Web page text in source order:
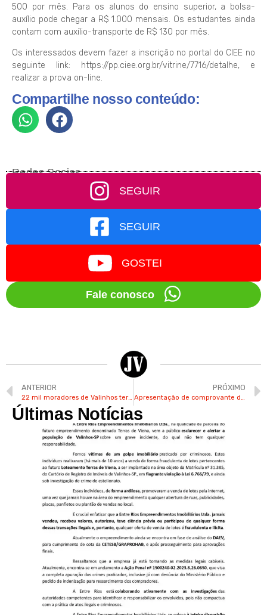
500 por mês. Para os alunos do ensino superior, a bolsa-
auxílio pode chegar a R$ 1.000 mensais. Os estudantes ainda
contam com auxílio-transporte de R$ 130 por mês.
Os interessados devem fazer a inscrição no portal do CIEE no
seguinte link: https://pp.ciee.org.br/vitrine/7716/detalhe, e
realizar a prova on-line.
Compartilhe nosso conteúdo:
Redes Socias
SEGUIR
SEGUIR
GOSTEI
Fale conosco
ANTERIOR
22 mil moradores de Valinhos terão atendimento médico em domicílio
PRÓXIMO
Apresentação de comprovante de vacina deixa de ser obrigatória
Últimas Notícias